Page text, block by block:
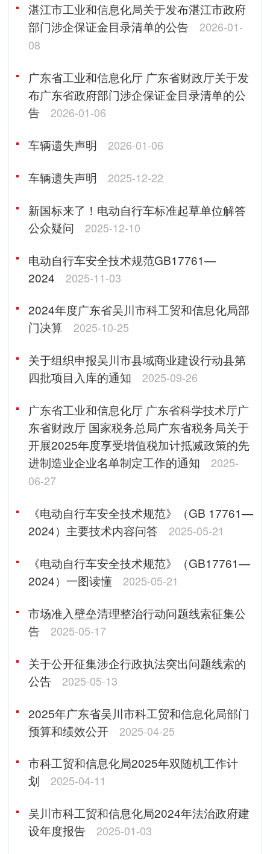
湛江市工业和信息化局关于发布湛江市政府
部门涉企保证金目录清单的公告
2026-01-
08
广东省工业和信息化厅 广东省财政厅关于发
布广东省政府部门涉企保证金目录清单的公
告
2026-01-06
车辆遗失声明 2026-01-06
车辆遗失声明 2025-12-22
新国标来了！电动自行车标准起草单位解答
公众疑问
2025-12-10
电动自行车安全技术规范GB17761—
2024
2025-11-03
2024年度广东省吴川市科工贸和信息化局部
门决算
2025-10-25
关于组织申报吴川市县域商业建设行动县第
四批项目入库的通知
2025-09-26
广东省工业和信息化厅 广东省科学技术厅广
东省财政厅 国家税务总局广东省税务局关于
开展2025年度享受增值税加计抵减政策的先
进制造业企业名单制定工作的通知
2025-
06-27
《电动自行车安全技术规范》（GB 17761—
2024）主要技术内容问答
2025-05-21
《电动自行车安全技术规范》（GB17761—
2024）一图读懂
2025-05-21
市场准入壁垒清理整治行动问题线索征集公
告
2025-05-17
关于公开征集涉企行政执法突出问题线索的
公告
2025-05-13
2025年广东省吴川市科工贸和信息化局部门
预算和绩效公开
2025-04-25
市科工贸和信息化局2025年双随机工作计
划
2025-04-11
吴川市科工贸和信息化局2024年法治政府建
设年度报告
2025-01-03